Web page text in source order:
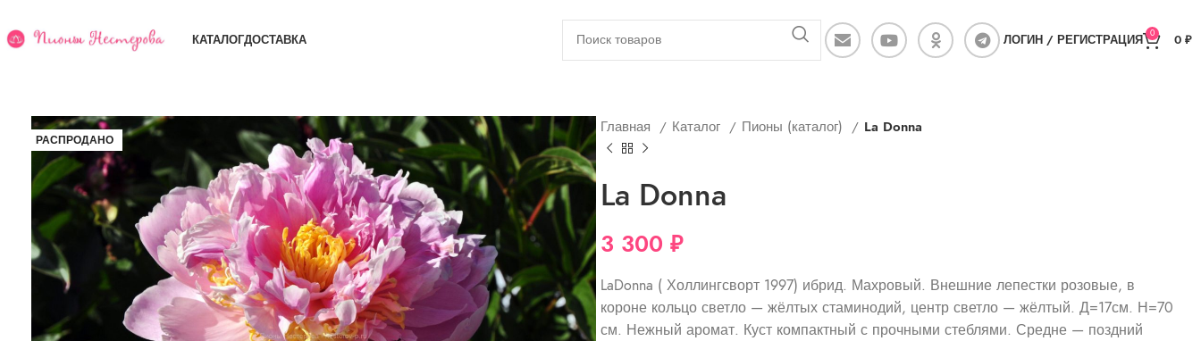
КАТАЛОГДОСТАВКА ЛОГИН / РЕГИСТРАЦИЯ 0 0 ₽
РАСПРОДАНО
Главная Каталог Пионы (каталог) La Donna
La Donna
3 300 ₽
LaDonna ( Холлингсворт 1997) ибрид. Махровый. Внешние лепестки розовые, в
короне кольцо светло — жёлтых стаминодий, центр светло — жёлтый. Д=17см. Н=70
см. Нежный аромат. Куст компактный с прочными стеблями. Средне — поздний